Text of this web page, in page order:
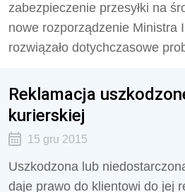
zabezpieczenie przesyłki na
nowe rozporządzenie Ministra
rozwiązało dotychczasowe
Reklamacja
kurierskiej
15 gru 2015
Uszkodzona lub
daje prawo do klientowi do jej